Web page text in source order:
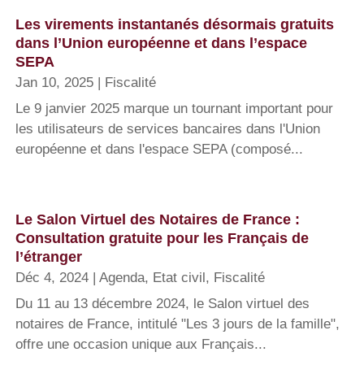
Les virements instantanés désormais gratuits
dans l’Union européenne et dans l’espace
SEPA
Jan 10, 2025
Fiscalité
Le 9 janvier 2025 marque un tournant important pour
les utilisateurs de services bancaires dans l'Union
européenne et dans l'espace SEPA (composé...
Le Salon Virtuel des Notaires de France :
Consultation gratuite pour les Français de
l’étranger
Déc 4, 2024 Agenda, Etat civil , Fiscalité
Du 11 au 13 décembre 2024, le Salon virtuel des
notaires de France, intitulé "Les 3 jours de la famille",
offre une occasion unique aux Français...